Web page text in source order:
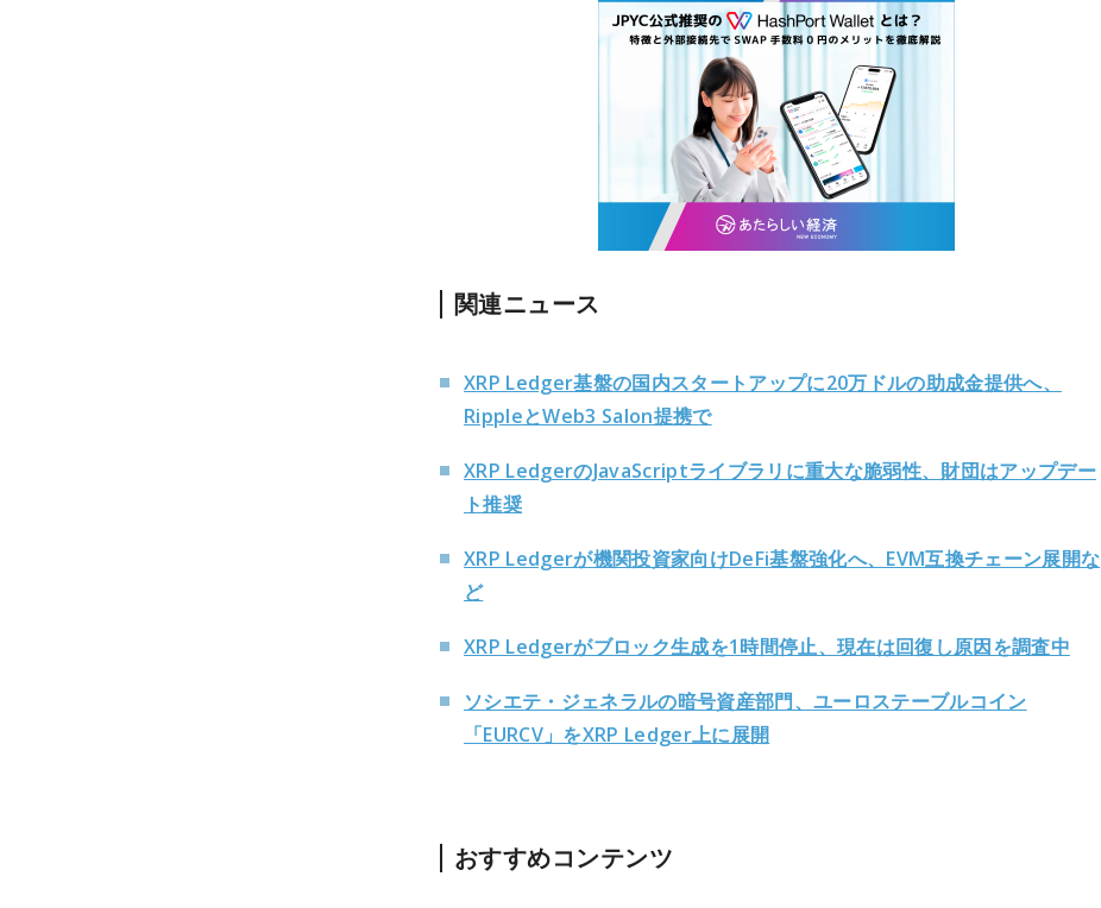
関連ニュース
XRP Ledger基盤の国内スタートアップに20万ドルの助成金提供へ、
RippleとWeb3 Salon提携で
XRP LedgerのJavaScriptライブラリに重大な脆弱性、財団はアップデー
ト推奨
XRP Ledgerが機関投資家向けDeFi基盤強化へ、EVM互換チェーン展開な
ど
XRP Ledgerがブロック生成を1時間停止、現在は回復し原因を調査中
ソシエテ・ジェネラルの暗号資産部門、ユーロステーブルコイン
「EURCV」をXRP Ledger上に展開
おすすめコンテンツ